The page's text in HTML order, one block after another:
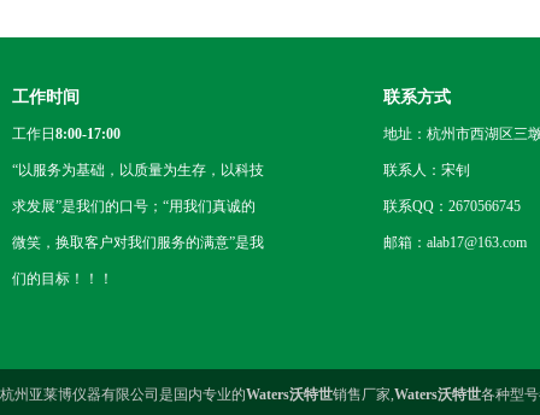
工作时间
工作日8:00-17:00
“以服务为基础，以质量为生存，以科技
求发展”是我们的口号；“用我们真诚的
微笑，换取客户对我们服务的满意”是我
们的目标！！！
联系方式
地址：杭州市西湖区三
联系人：宋钊
联系QQ：2670566745
邮箱：alab17@163.com
杭州亚莱博仪器有限公司是国内专业的Waters沃特世销售厂家, Waters沃特世各种型